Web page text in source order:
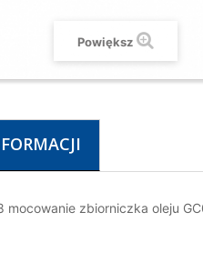
Powiększ
mocowanie zbiorniczka oleju